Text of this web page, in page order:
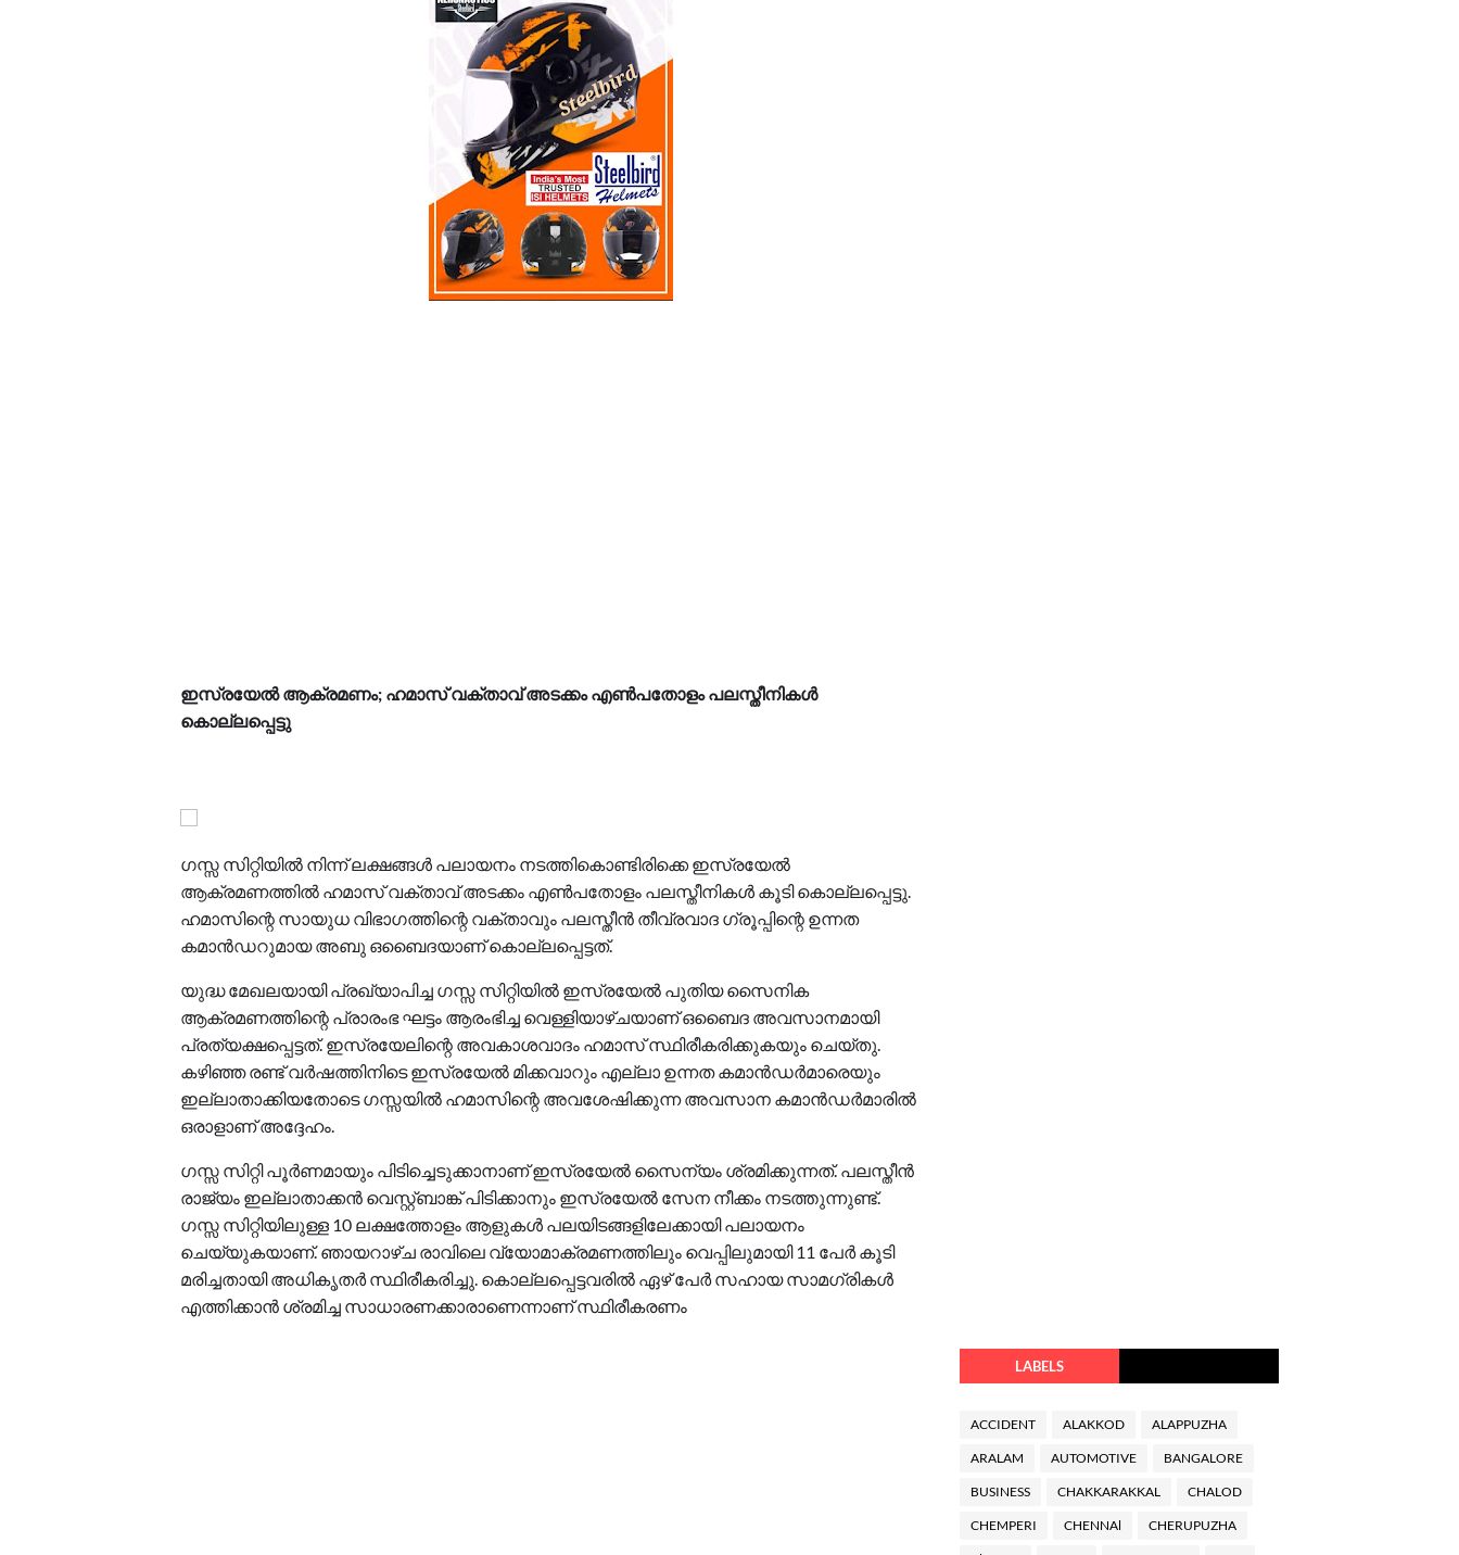
ഇസ്രയേൽ ആക്രമണം; ഹമാസ് വക്താവ് അടക്കം എൺപതോളം പലസ്തീനികൾ
കൊല്ലപ്പെട്ടു
ഗസ്സ സിറ്റിയിൽ നിന്ന് ലക്ഷങ്ങൾ പലായനം നടത്തികൊണ്ടിരിക്കെ ഇസ്രയേൽ
ആക്രമണത്തിൽ ഹമാസ് വക്താവ് അടക്കം എൺപതോളം പലസ്തീനികൾ കൂടി കൊല്ലപ്പെട്ടു.
ഹമാസിന്റെ സായുധ വിഭാഗത്തിന്റെ വക്താവും പലസ്തീൻ തീവ്രവാദ ഗ്രൂപ്പിന്റെ ഉന്നത
കമാൻഡറുമായ അബു ഒബൈദയാണ് കൊല്ലപ്പെട്ടത്.
യുദ്ധ മേഖലയായി പ്രഖ്യാപിച്ച ഗസ്സ സിറ്റിയിൽ ഇസ്രയേൽ പുതിയ സൈനിക
ആക്രമണത്തിന്റെ പ്രാരംഭ ഘട്ടം ആരംഭിച്ച വെള്ളിയാഴ്ചയാണ് ഒബൈദ അവസാനമായി
പ്രത്യക്ഷപ്പെട്ടത്. ഇസ്രയേലിന്റെ അവകാശവാദം ഹമാസ് സ്ഥിരീകരിക്കുകയും ചെയ്തു.
കഴിഞ്ഞ രണ്ട് വർഷത്തിനിടെ ഇസ്രയേൽ മിക്കവാറും എല്ലാ ഉന്നത കമാൻഡർമാരെയും
ഇല്ലാതാക്കിയതോടെ ഗസ്സയിൽ ഹമാസിന്റെ അവശേഷിക്കുന്ന അവസാന കമാൻഡർമാരിൽ
ഒരാളാണ് അദ്ദേഹം.
ഗസ്സ സിറ്റി പൂർണമായും പിടിച്ചെടുക്കാനാണ് ഇസ്രയേൽ സൈന്യം ശ്രമിക്കുന്നത്. പലസ്തീൻ
രാജ്യം ഇല്ലാതാക്കൻ വെസ്റ്റ്ബാങ്ക് പിടിക്കാനും ഇസ്രയേൽ സേന നീക്കം നടത്തുന്നുണ്ട്.
ഗസ്സ സിറ്റിയിലുള്ള 10 ലക്ഷത്തോളം ആളുകൾ പലയിടങ്ങളിലേക്കായി പലായനം
ചെയ്യുകയാണ്. ഞായറാഴ്ച രാവിലെ വ്യോമാക്രമണത്തിലും വെപ്പിലുമായി 11 പേർ കൂടി
മരിച്ചതായി അധികൃതർ സ്ഥിരീകരിച്ചു. കൊല്ലപ്പെട്ടവരിൽ ഏഴ് പേർ സഹായ സാമഗ്രികൾ
എത്തിക്കാൻ ശ്രമിച്ച സാധാരണക്കാരാണെന്നാണ് സ്ഥിരീകരണം
LABELS
ACCIDENT ALAKKOD ALAPPUZHA
ARALAM AUTOMOTIVE BANGALORE
BUSINESS CHAKKARAKKAL CHALOD
CHEMPERI CHENNAl CHERUPUZHA